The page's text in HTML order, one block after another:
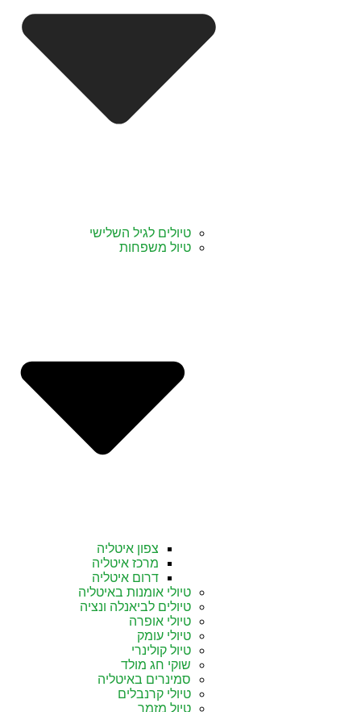
טיולים לגיל השלישי
טיול משפחות
צפון איטליה
מרכז איטליה
דרום איטליה
טיולי אומנות באיטליה
טיולים לביאנלה ונציה
טיולי אופרה
טיולי עומק
טיול קולינרי
שוקי חג מולד
סמינרים באיטליה
טיולי קרנבלים
טיול מזמר